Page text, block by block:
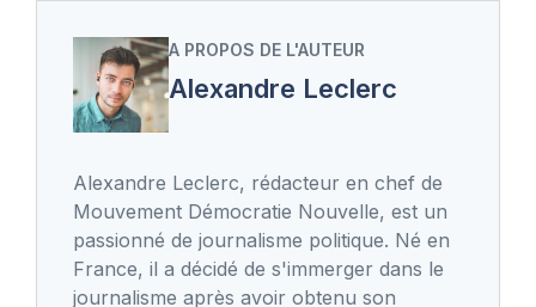
A PROPOS DE L'AUTEUR
Alexandre Leclerc
Alexandre Leclerc, rédacteur en chef de
Mouvement Démocratie Nouvelle, est un
passionné de journalisme politique. Né en
France, il a décidé de s'immerger dans le
journalisme après avoir obtenu son